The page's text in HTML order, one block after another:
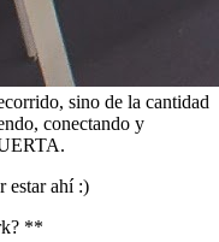
sino de la cantidad
conectando y
estar ahí :)
**